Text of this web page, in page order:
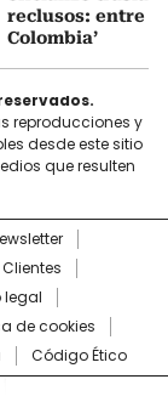
reclusos: entre
Colombia’
reproducciones y
desde este sitio
que resulten
legal
de cookies
Código Ético